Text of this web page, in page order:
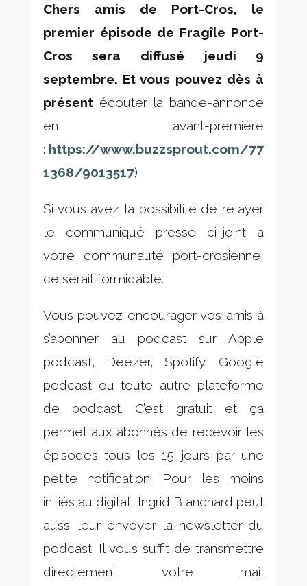
Chers amis de Port-Cros, le
premier épisode de Fragîle Port-
Cros sera diffusé jeudi 9
septembre. Et vous pouvez dès à
présentécouter la bande-annonce
en avant-première
: https://www.buzzsprout.com/77
1368/9013517)
Si vous avez la possibilité de relayer
le communiqué presse ci-joint à
votre communauté port-crosienne,
ce serait formidable.
Vous pouvez encourager vos amis à
s’abonner au podcast sur Apple
podcast, Deezer, Spotify, Google
podcast ou toute autre plateforme
de podcast. C’est gratuit et ça
permet aux abonnés de recevoir les
épisodes tous les 15 jours par une
petite notification. Pour les moins
initiés au digital, Ingrid Blanchard peut
aussi leur envoyer la newsletter du
podcast. Il vous suffit de transmettre
directement votre mail